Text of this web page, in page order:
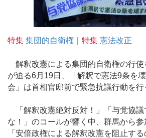
特集 集団的自衛権 ｜特集 憲法改正
解釈改憲による集団的自衛権の行使
が迫る6月19日、「解釈で憲法9条を
会」は首相官邸前で緊急抗議行動を行
「解釈改憲絶対反対！」「与党協議
な！」のコールが響く中、群馬から参
「安倍政権による解釈改憲を阻止す